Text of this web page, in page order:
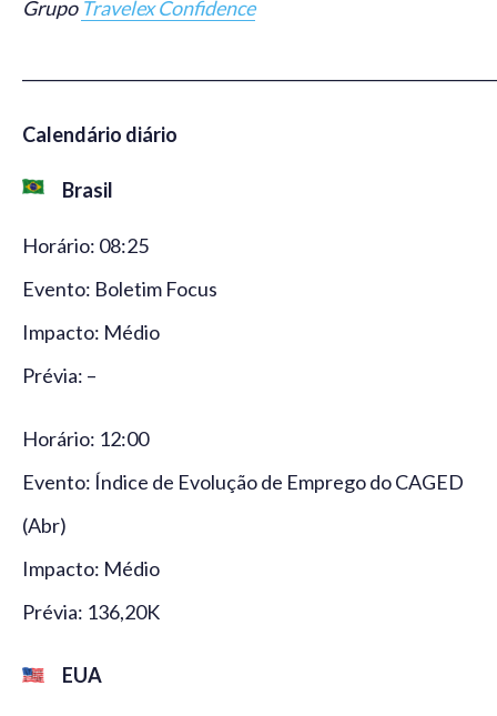
Grupo Travelex Confidence
Calendário diário
Brasil
Horário: 08:25
Evento: Boletim Focus
Impacto: Médio
Prévia: –
Horário: 12:00
Evento: Índice de Evolução de Emprego do CAGED
(Abr)
Impacto: Médio
Prévia: 136,20K
EUA